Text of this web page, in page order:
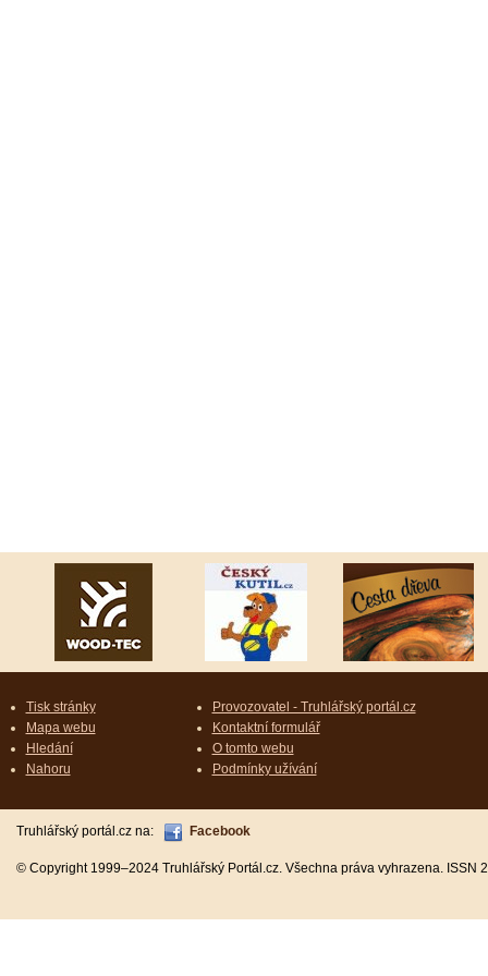
Tisk stránky
Mapa webu
Hledání
Nahoru
Provozovatel - Truhlářský portál.cz
Kontaktní formulář
O tomto webu
Podmínky užívání
Truhlářský portál.cz na: Facebook
© Copyright 1999–2024 Truhlářský Portál.cz. Všechna práva vyhrazena.